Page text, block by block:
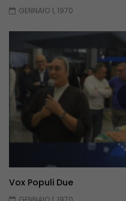
GENNAIO 1, 1970
Vox Populi Due